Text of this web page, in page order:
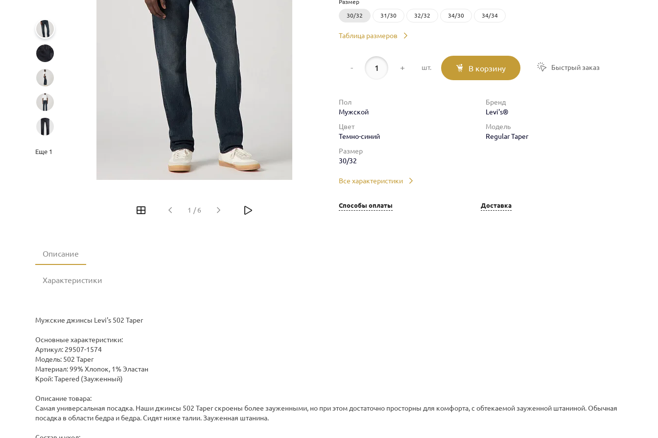
Еще 1
1 / 6
Размер
30/32 31/30 32/32 34/30 34/34
Таблица размеров
- + шт. В корзину Быстрый заказ
Пол
Мужской
Бренд
Levi's®
Цвет
Темно-синий
Модель
Regular Taper
Размер
30/32
Все характеристики
Способы оплаты Доставка
Описание
Характеристики
Мужские джинсы Levi's 502 Taper
Основные характеристики:
Артикул: 29507-1574
Модель: 502 Taper
Материал: 99% Хлопок, 1% Эластан
Крой: Tapered (Зауженный)
Описание товара:
Самая универсальная посадка. Наши джинсы 502 Taper скроены более зауженными, но при этом достаточно просторны для комфорта, с обтекаемой зауженной штаниной. Обычная
посадка в области бедра и бедра. Сидят ниже талии. Зауженная штанина.